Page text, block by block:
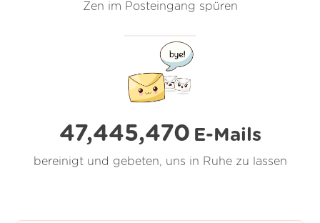
Zen im Posteingang spüren
47,445,471 E-Mails
bereinigt und gebeten, uns in Ruhe zu lassen